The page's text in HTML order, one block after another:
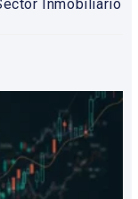
Inmobiliario